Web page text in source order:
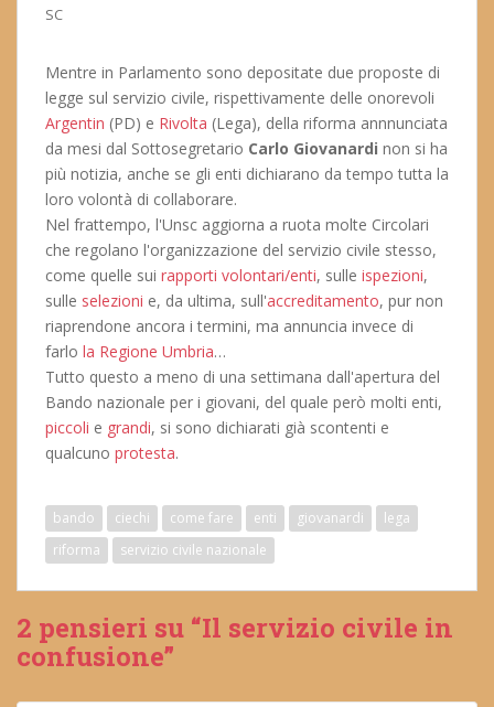
SC
Mentre in Parlamento sono depositate due proposte di
legge sul servizio civile, rispettivamente delle onorevoli
Argentin (PD) e Rivolta (Lega), della riforma annnunciata
da mesi dal Sottosegretario Carlo Giovanardi non si ha
più notizia, anche se gli enti dichiarano da tempo tutta la
loro volontà di collaborare.
Nel frattempo, l'Unsc aggiorna a ruota molte Circolari
che regolano l'organizzazione del servizio civile stesso,
come quelle sui rapporti volontari/enti, sulle ispezioni,
sulle selezioni e, da ultima, sull'accreditamento, pur non
riaprendone ancora i termini, ma annuncia invece di
farlo la Regione Umbria…
Tutto questo a meno di una settimana dall'apertura del
Bando nazionale per i giovani, del quale però molti enti,
piccoli e grandi, si sono dichiarati già scontenti e
qualcuno protesta.
bando ciechi come fare enti giovanardi
lega
riforma
servizio civile nazionale
2 pensieri su “Il servizio civile in
confusione”